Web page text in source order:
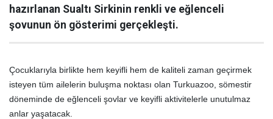
hazırlanan Sualtı Sirkinin renkli ve eğlenceli
şovunun ön gösterimi gerçekleşti.
Çocuklarıyla birlikte hem keyifli hem de kaliteli zaman geçirmek
isteyen tüm ailelerin buluşma noktası olan Turkuazoo, sömestir
döneminde de eğlenceli şovlar ve keyifli aktivitelerle unutulmaz
anlar yaşatacak.